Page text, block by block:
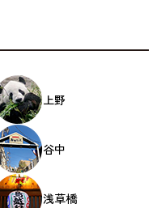
上野
谷中
浅草橋